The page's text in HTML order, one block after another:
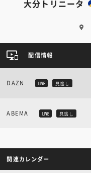
大分トリニータ
配信情報
DAZN LIVE 見逃し
ABEMA LIVE 見逃し
関連カレンダー